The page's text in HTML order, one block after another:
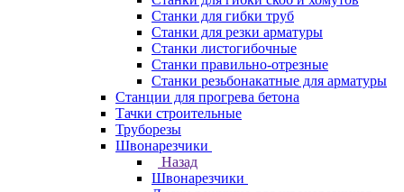
Станки для гибки труб
Станки для резки арматуры
Станки листогибочные
Станки правильно-отрезные
Станки резьбонакатные для арматуры
Станции для прогрева бетона
Тачки строительные
Труборезы
Швонарезчики
Назад
Швонарезчики